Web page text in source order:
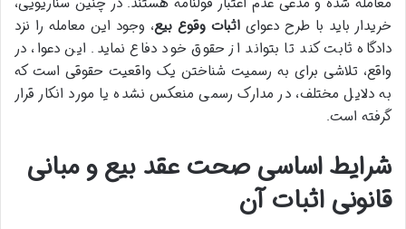
خریدار باید با طرح دعوای اثبات وقوع بیع، وجود این معامله را نزد
دادگاه ثابت کند تا بتواند از حقوق خود دفاع نماید. این دعوا، در
واقع، تلاشی برای به رسمیت شناختن یک واقعیت حقوقی است که
به دلایل مختلف، در مدارک رسمی منعکس نشده یا مورد انکار قرار
گرفته است.
شرایط اساسی صحت عقد بیع و مبانی
قانونی اثبات آن